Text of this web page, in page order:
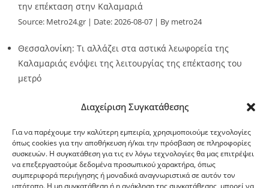
Διαχείριση Συγκατάθεσης
Για να παρέχουμε την καλύτερη εμπειρία, χρησιμοποιούμε τεχνολογίες
όπως cookies για την αποθήκευση ή/και την πρόσβαση σε πληροφορίες
συσκευών. Η συγκατάθεση για τις εν λόγω τεχνολογίες θα μας επιτρέψει
να επεξεργαστούμε δεδομένα προσωπικού χαρακτήρα, όπως
συμπεριφορά περιήγησης ή μοναδικά αναγνωριστικά σε αυτόν τον
ιστότοπο. Η μη συγκατάθεση ή η ανάκληση της συγκατάθεσης, μπορεί να
την επέκταση στην Καλαμαριά
Source: Metro24.gr Date: 2026-08-07 By metro24
Θεσσαλονίκη: Τι αλλάζει στα αστικά λεωφορεία της
Καλαμαριάς ενόψει της λειτουργίας της επέκτασης του
μετρό
G-point.gr